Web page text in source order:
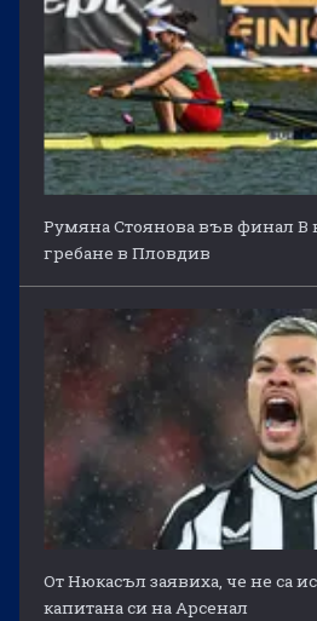
Румяна Стоянова във финал B
гребане в Пловдив
От Нюкасъл заявиха, че не са
капитана си на Арсенал